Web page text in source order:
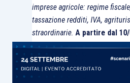
imprese agricole: regime
tassazione redditi, IVA,
straordinarie. A partire dal